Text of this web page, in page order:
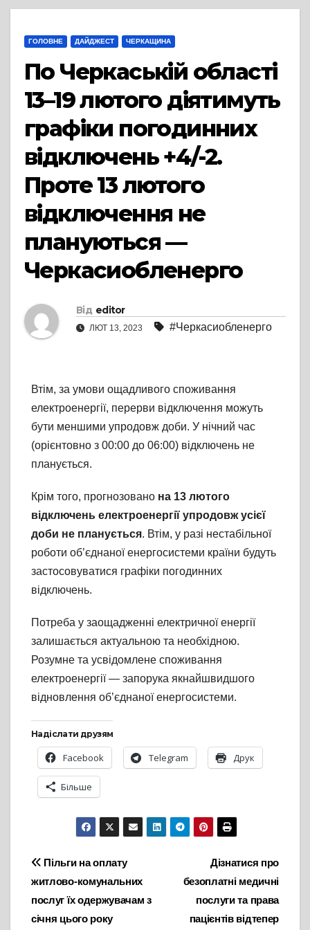
ГОЛОВНЕ ДАЙДЖЕСТ ЧЕРКАЩИНА
По Черкаській області
13–19 лютого діятимуть
графіки погодинних
відключень +4/-2.
Проте 13 лютого
відключення не
плануються —
Черкасиобленерго
Від editor
ЛЮТ 13, 2023 #Черкасиобленерго
Втім, за умови ощадливого споживання
електроенергії, перерви відключення можуть
бути меншими упродовж доби. У нічний час
(орієнтовно з 00:00 до 06:00) відключень не
планується.
Крім того, прогнозовано на 13 лютого
відключень електроенергії упродовж усієї
доби не планується. Втім, у разі нестабільної
роботи об’єднаної енергосистеми країни будуть
застосовуватися графіки погодинних
відключень.
Потреба у заощадженні електричної енергії
залишається актуальною та необхідною.
Розумне та усвідомлене споживання
електроенергії — запорука якнайшвидшого
відновлення об’єднаної енергосистеми.
Надіслати друзям
Facebook Telegram Друк
Більше
Навігація
записів
Дізнатися про
безоплатні медичні
послуги та права
пацієнтів відтепер
Пільги на оплату
житлово-комунальних
послуг їх одержувачам з
січня цього року